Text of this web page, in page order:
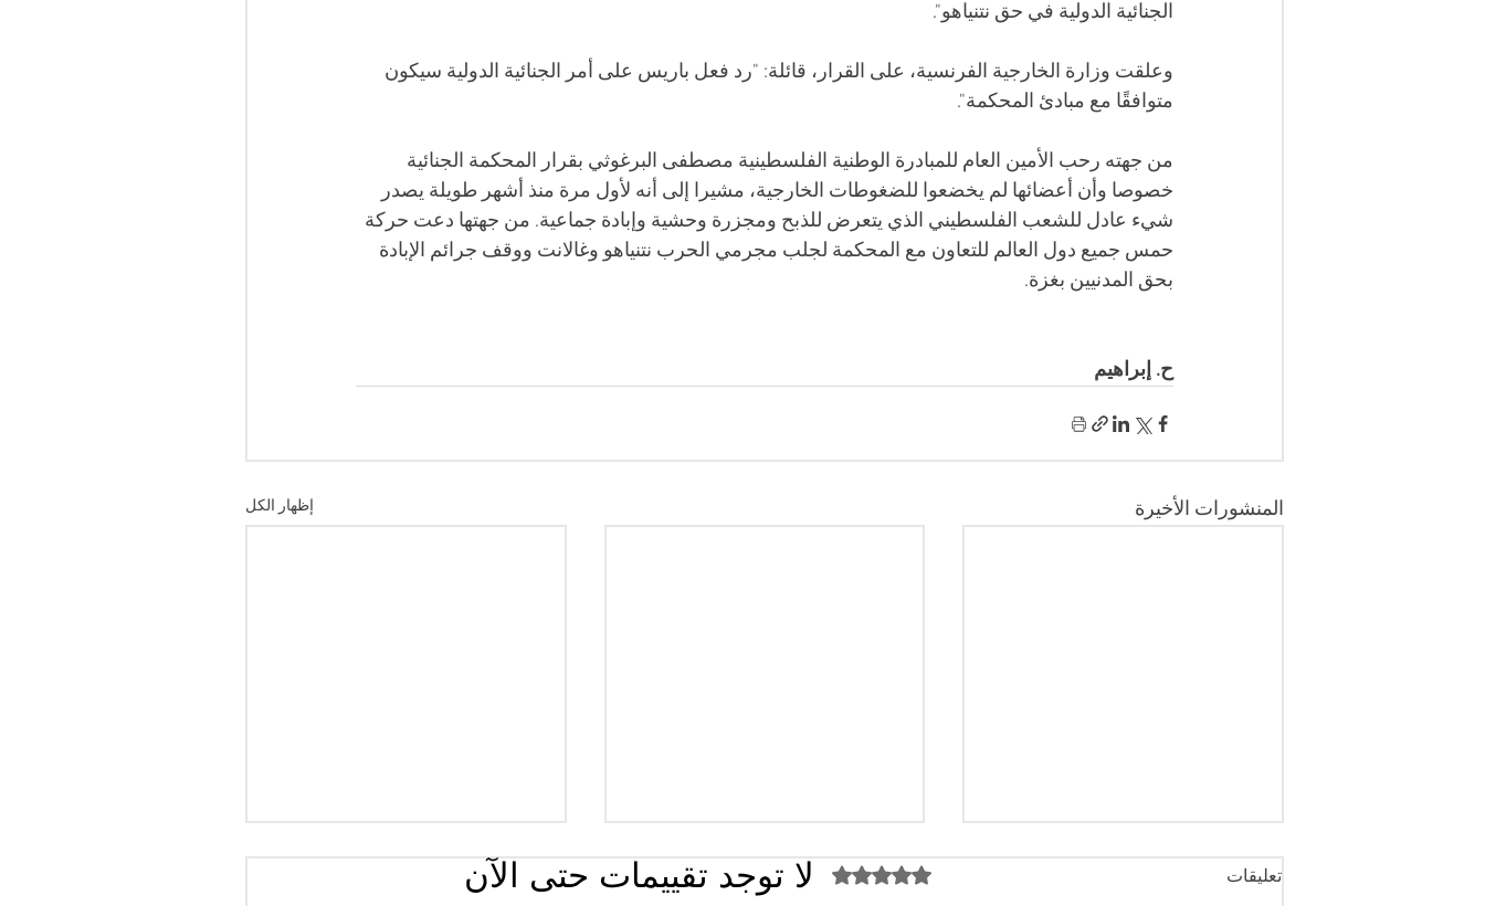
الجنائية الدولية في حق نتنياهو".
وعلقت وزارة الخارجية الفرنسية، على القرار، قائلة: "رد فعل باريس على أمر الجنائية الدولية سيكون
متوافقًا مع مبادئ المحكمة".
من جهته رحب الأمين العام للمبادرة الوطنية الفلسطينية مصطفى البرغوثي بقرار المحكمة الجنائية
خصوصا وأن أعضائها لم يخضعوا للضغوطات الخارجية، مشيرا إلى أنه لأول مرة منذ أشهر طويلة يصدر
شيء عادل للشعب الفلسطيني الذي يتعرض للذبح ومجزرة وحشية وإبادة جماعية. من جهتها دعت حركة
حمس جميع دول العالم للتعاون مع المحكمة لجلب مجرمي الحرب نتنياهو وغالانت ووقف جرائم الإبادة
بحق المدنيين بغزة.
ح. إبراهيم
المنشورات الأخيرة إظهار الكل
تعليقات تم التقييم بـ 0 من أصل 5 نجوم. لا توجد تقييمات حتى الآن